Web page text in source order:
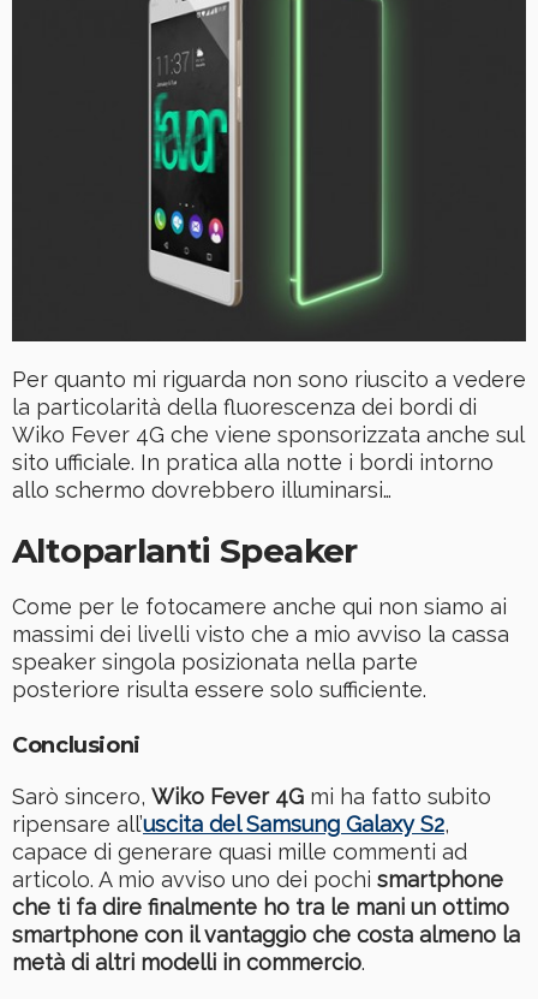
Per quanto mi riguarda non sono riuscito a vedere
la particolarità della fluorescenza dei bordi di
Wiko Fever 4G che viene sponsorizzata anche sul
sito ufficiale. In pratica alla notte i bordi intorno
allo schermo dovrebbero illuminarsi…
Altoparlanti Speaker
Come per le fotocamere anche qui non siamo ai
massimi dei livelli visto che a mio avviso la cassa
speaker singola posizionata nella parte
posteriore risulta essere solo sufficiente.
Conclusioni
Sarò sincero, Wiko Fever 4G mi ha fatto subito
ripensare all’uscita del Samsung GalaxyS2,
capace di generare quasi mille commenti ad
articolo. A mio avviso uno dei pochi smartphone
che ti fa dire finalmente ho tra le mani un ottimo
smartphone con il vantaggio che costa almeno la
metà di altri modelli in commercio.